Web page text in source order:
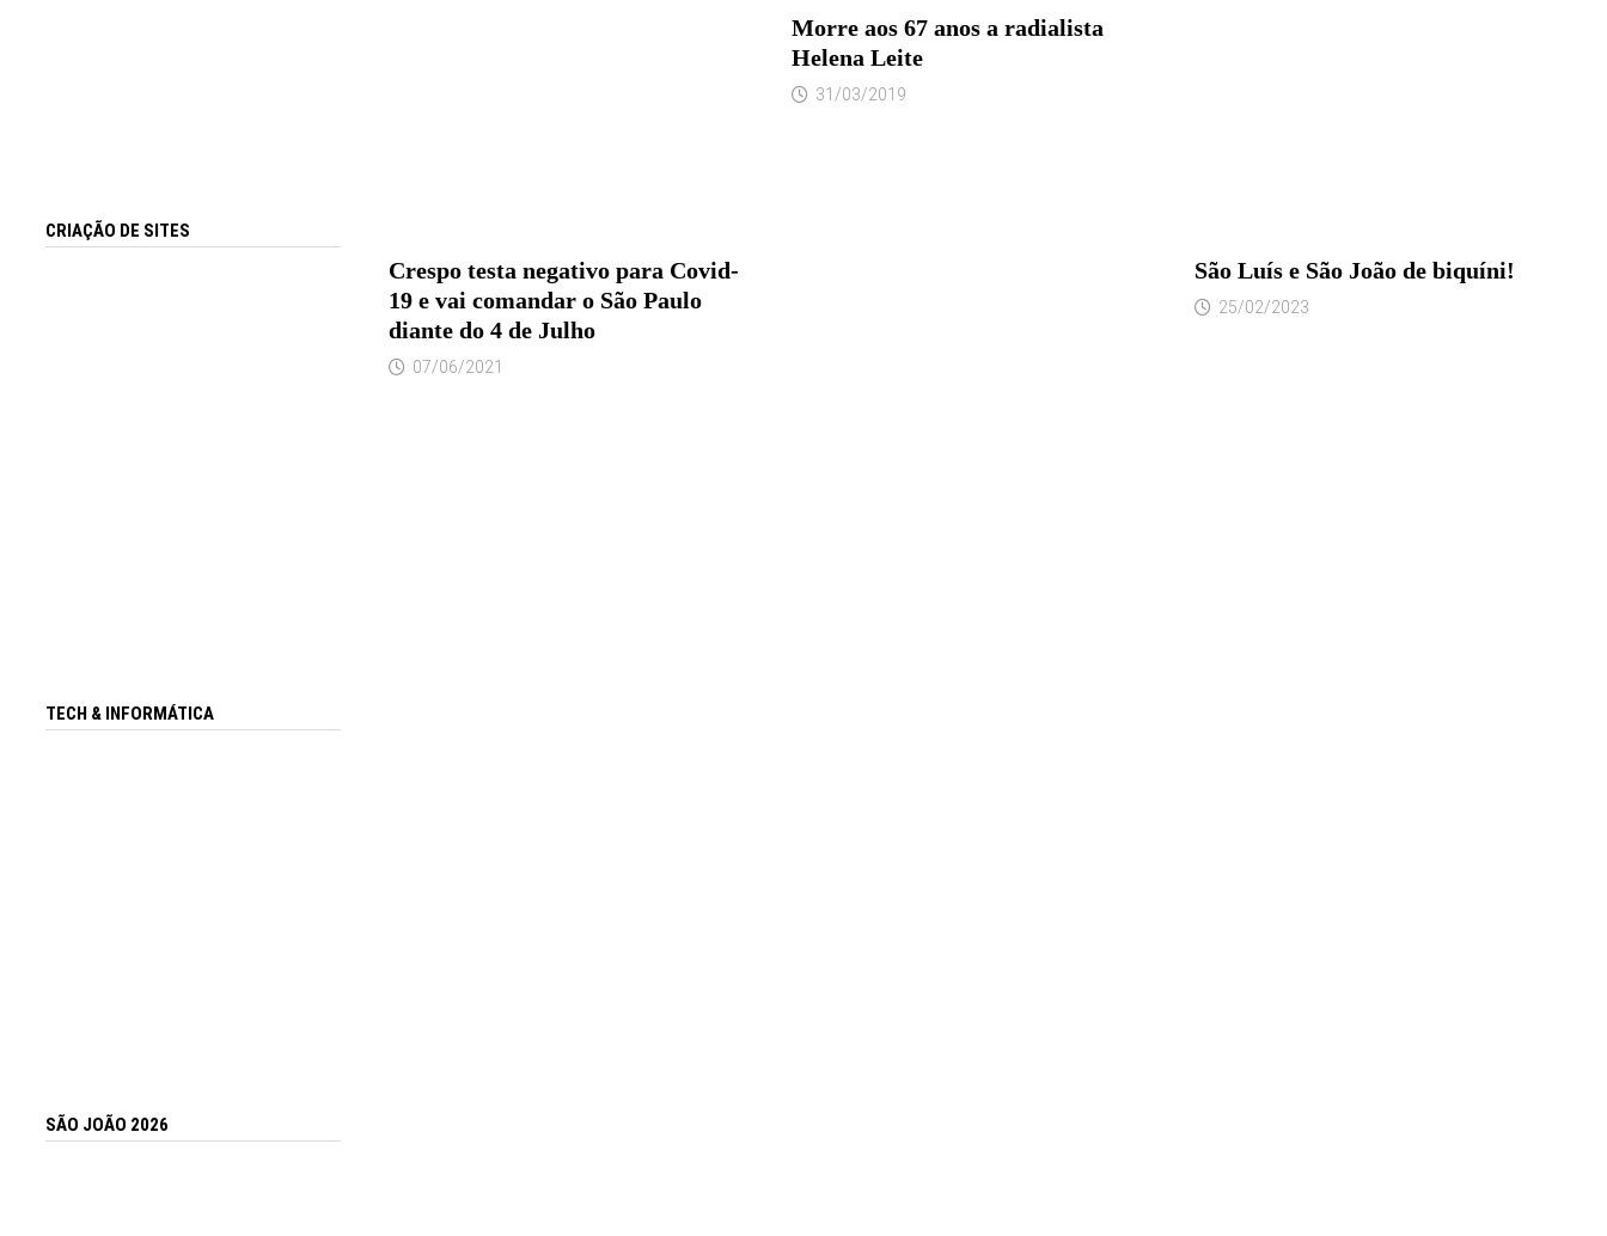
Crespo testa negativo para Covid-
19 e vai comandar o São Paulo
diante do 4 de Julho
07/06/2021
Morre aos 67 anos a radialista
Helena Leite
31/03/2019
São Luís e São João de biquíni!
25/02/2023
CRIAÇÃO DE SITES
TECH & INFORMÁTICA
SÃO JOÃO 2026